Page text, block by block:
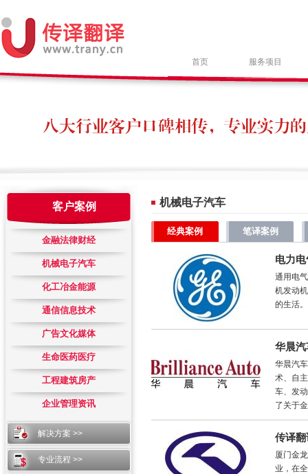
首页 服务项目
客户案例
金融法律财经
机械电子汽车
化工冶金能源
通信信息技术
广告文化媒体
生命医药医疗
工程建筑房产
企业管理资讯
解决方案 >>
专业流程 >>
机械电子汽车
经典案例 笔译案例
电力电
通用电
机发动
的生活
华晨汽
华晨汽
术、自
车、发
了关于
传译
厦门金
业，在